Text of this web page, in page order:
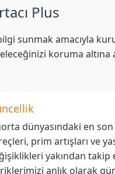
Plus
sunmak amacıyla
koruma
dünyasındaki en
prim artışları ve
yakından takip
anlık olarak